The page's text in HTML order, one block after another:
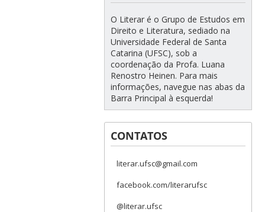
O Literar é o Grupo de Estudos em
Direito e Literatura, sediado na
Universidade Federal de Santa
Catarina (UFSC), sob a
coordenação da Profa. Luana
Renostro Heinen. Para mais
informações, navegue nas abas da
Barra Principal à esquerda!
CONTATOS
literar.ufsc@gmail.com
facebook.com/literarufsc
@literar.ufsc